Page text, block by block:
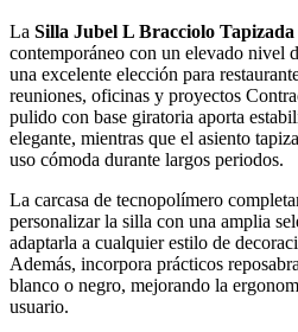
La Silla Jubel L Bracciolo Tapizada
contemporáneo con un elevado nivel
una excelente elección para
reuniones, oficinas y proyectos
pulido con base giratoria aporta
elegante, mientras que el asiento
uso cómoda durante largos periodos.
La carcasa de tecnopolímero
personalizar la silla con una amplia
adaptarla a cualquier estilo de
Además, incorpora prácticos
blanco o negro, mejorando la
usuario.